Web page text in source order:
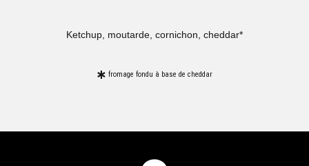
Ketchup, moutarde, cornichon, cheddar*
fromage fondu à base de cheddar